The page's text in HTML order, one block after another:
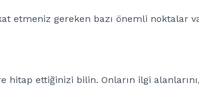
etmeniz gereken bazı önemli noktalar
hitap ettiğinizi bilin. Onların ilgi